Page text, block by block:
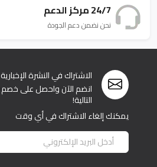
24/7 مركز الدعم
نحن نضمن دعم الجودة
الاشتراك في النشرة الإخبارية
التالية!
يمكنك إلغاء الاشتراك في أي وقت